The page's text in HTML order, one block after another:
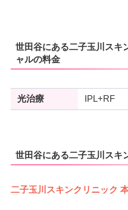
世田谷にある二子玉川スキ
ャルの料金
光治療 IPL+RF
世田谷にある二子玉川スキ
二子玉川スキンクリニック